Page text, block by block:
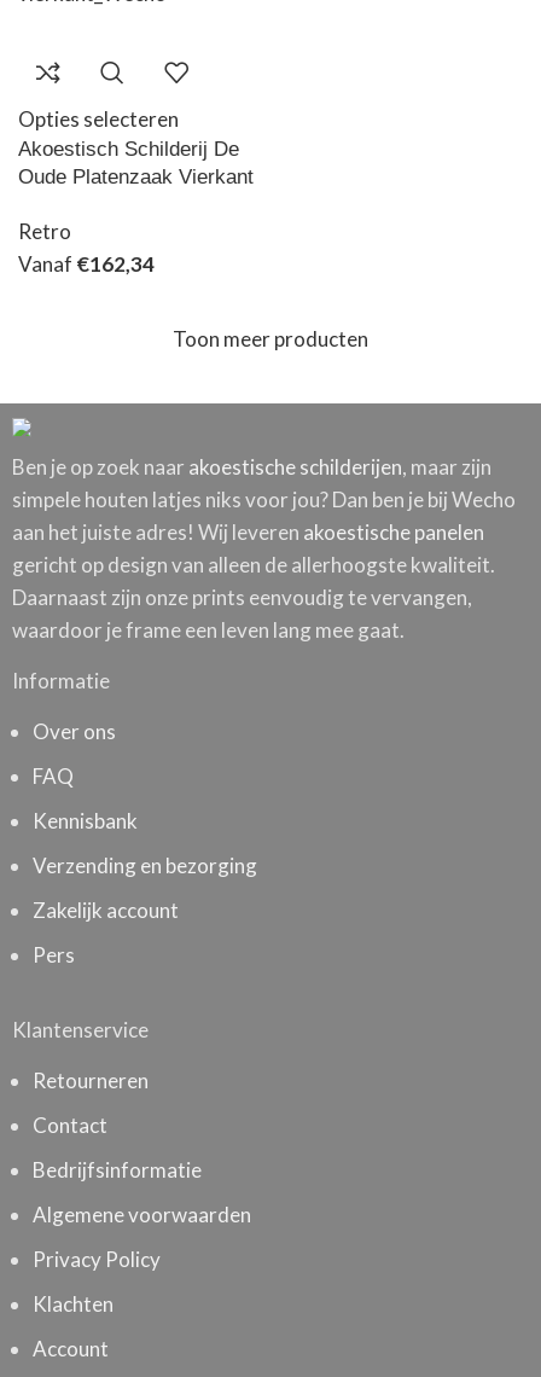
Opties selecteren
Akoestisch Schilderij De
Oude Platenzaak Vierkant
Retro
Vanaf €162,34
Toon meer producten
Ben je op zoek naar akoestische schilderijen, maar zijn
simpele houten latjes niks voor jou? Dan ben je bij Wecho
aan het juiste adres! Wij leveren akoestische panelen
gericht op design van alleen de allerhoogste kwaliteit.
Daarnaast zijn onze prints eenvoudig te vervangen,
waardoor je frame een leven lang mee gaat.
Informatie
Over ons
FAQ
Kennisbank
Verzending en bezorging
Zakelijk account
Pers
Klantenservice
Retourneren
Contact
Bedrijfsinformatie
Algemene voorwaarden
Privacy Policy
Klachten
Account